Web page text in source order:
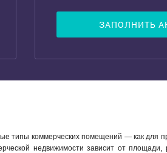
ЗАПОЛНИТЬ
типы коммерческих помещений — как для
недвижимости зависит от площади,